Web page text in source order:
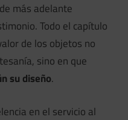
más adelante
Todo el capítulo
de los objetos no
sino en que
su diseño.
en el servicio al